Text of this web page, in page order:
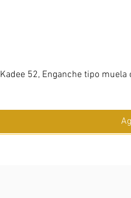
Kadee 52, Enganche tipo